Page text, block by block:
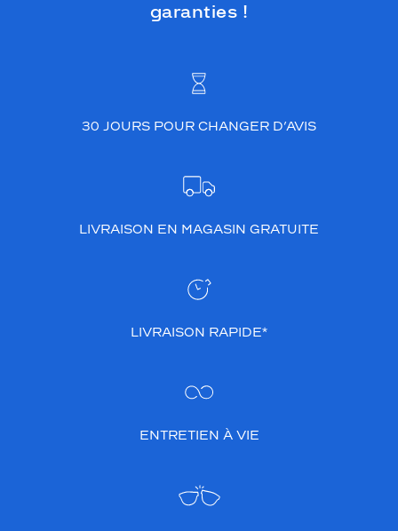
garanties !
30 JOURS POUR CHANGER D’AVIS
LIVRAISON EN MAGASIN GRATUITE
LIVRAISON RAPIDE*
ENTRETIEN À VIE